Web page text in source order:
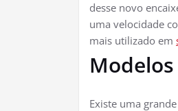
desse novo
uma velocidade
mais utilizado em
Existe uma